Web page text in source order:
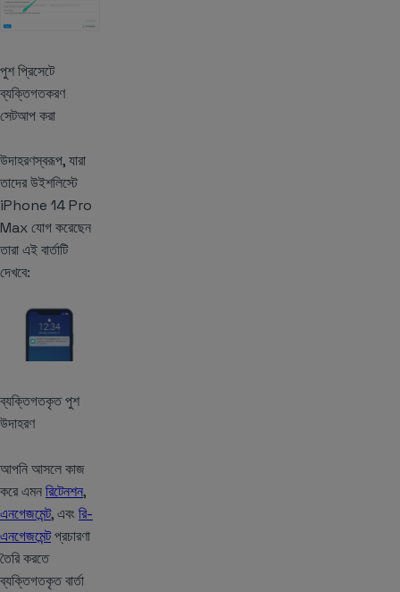
পুশ প্রিসেটে
ব্যক্তিগতকরণ
সেটআপ করা
উদাহরণস্বরূপ, যারা
তাদের উইশলিস্টে
iPhone 14 Pro
Max যোগ করেছেন
তারা এই বার্তাটি
দেখবে:
ব্যক্তিগতকৃত পুশ
উদাহরণ
আপনি আসলে কাজ
করে এমনরিটেনশন,
এনগেজমেন্ট, এবংরি-
এনগেজমেন্টপ্রচারণা
তৈরি করতে
ব্যক্তিগতকৃত বার্তা